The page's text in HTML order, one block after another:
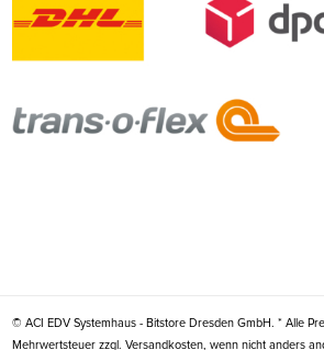
© ACI EDV Systemhaus - Bitstore Dresden GmbH. * Alle
Mehrwertsteuer zzgl. Versandkosten, wenn nicht anders